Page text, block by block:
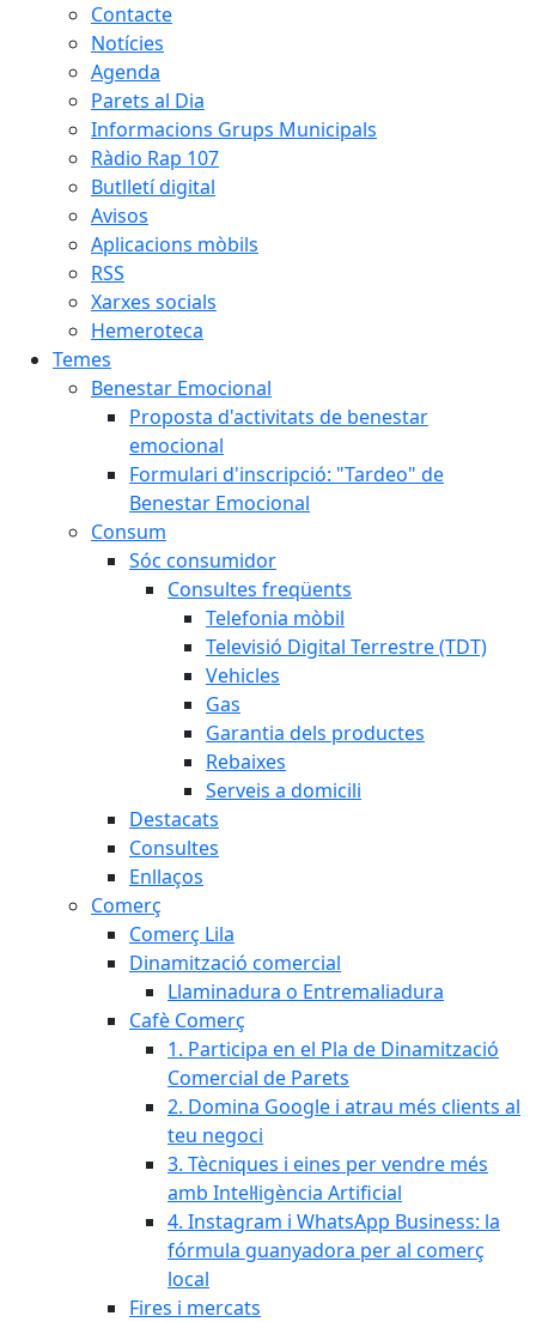
Contacte
Notícies
Agenda
Parets al Dia
Informacions Grups Municipals
Ràdio Rap 107
Butlletí digital
Avisos
Aplicacions mòbils
RSS
Xarxes socials
Hemeroteca
Temes
Benestar Emocional
Proposta d'activitats de benestar
emocional
Formulari d'inscripció: "Tardeo" de
Benestar Emocional
Consum
Sóc consumidor
Consultes freqüents
Telefonia mòbil
Televisió Digital Terrestre (TDT)
Vehicles
Gas
Garantia dels productes
Rebaixes
Serveis a domicili
Destacats
Consultes
Enllaços
Comerç
Comerç Lila
Dinamització comercial
Llaminadura o Entremaliadura
Cafè Comerç
1. Participa en el Pla de Dinamització
Comercial de Parets
2. Domina Google i atrau més clients al
teu negoci
3. Tècniques i eines per vendre més
amb Intel·ligència Artificial
4. Instagram i WhatsApp Business: la
fórmula guanyadora per al comerç
local
Fires i mercats